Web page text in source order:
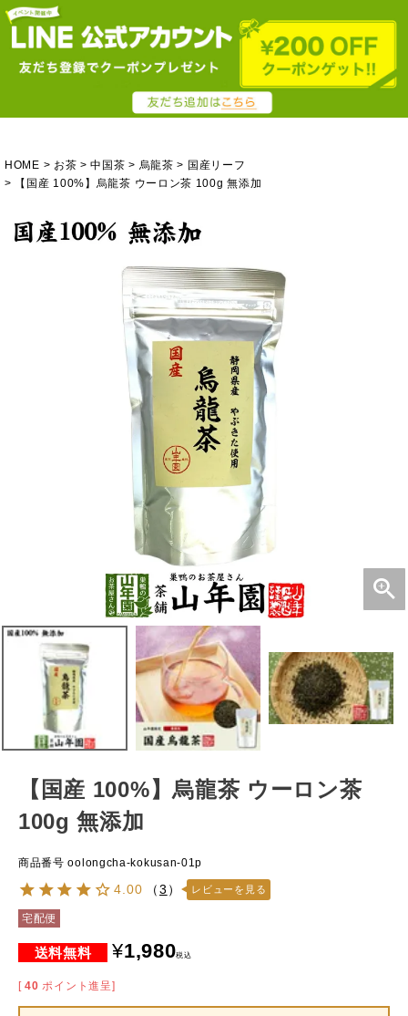
HOME お茶 中国茶 烏龍茶
国産リーフ
【国産 100%】烏龍茶 ウーロン茶 100g 無添加
【国産 100%】烏龍茶 ウーロン茶
100g 無添加
商品番号 oolongcha-kokusan-01p
4.00 （3 ） レビューを見る
宅配便
¥1,980税込
[ 40 ポイント進呈]